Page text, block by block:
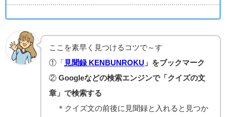
ここを素早く見つけるコツで～す
①「 見聞録 KENBUNROKU 」をブックマーク
②Googleなどの検索エンジンで「クイズの文
章」で検索する
＊クイズ文の前後に見聞録と入れると見つか